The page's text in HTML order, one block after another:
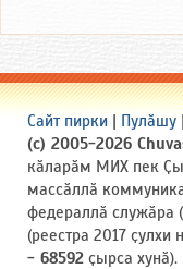
Сайт пирки | Пулӑшу |
(c) 2005-2026
кӑларӑм МИХ пек
массӑллӑ
федераллӑ служӑра
(реестра 2017
- 68592 ҫырса хунӑ).